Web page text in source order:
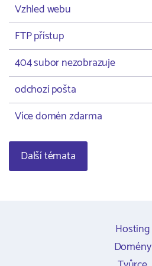
Vzhled webu
FTP přístup
404 subor nezobrazuje
odchozí pošta
Více domén zdarma
Další témata
Hosting
Domény